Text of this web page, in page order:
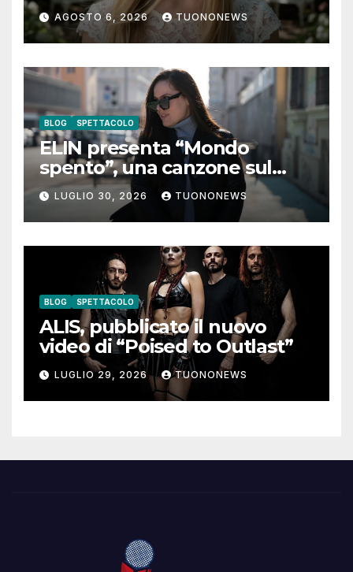
digitali con “Luna lei mi
guarda”
AGOSTO 6, 2026 TUONONEWS
BLOG SPETTACOLO
ELIN presenta “Mondo
spento”, una canzone sul
coraggio di lasciare andare i
pensieri negativi
LUGLIO 30, 2026 TUONONEWS
BLOG SPETTACOLO
ALIS, pubblicato il nuovo
video di “Poised to Outlast”
LUGLIO 29, 2026 TUONONEWS